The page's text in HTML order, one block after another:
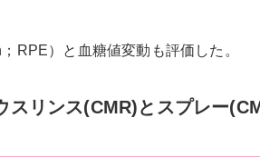
RPE）と血糖値変動も評価した。
リンス(CMR)とスプレー